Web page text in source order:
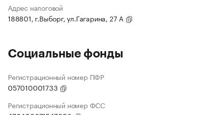
Адрес налоговой
188801, г.Выборг, ул.Гагарина, 27 А
Социальные фонды
Регистрационный номер ПФР
057010001733
Регистрационный номер ФСС